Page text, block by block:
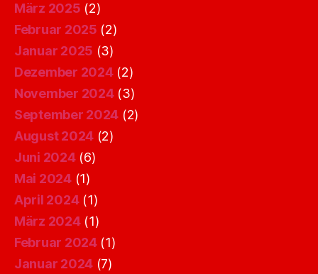
März 2025 (2)
Februar 2025 (2)
Januar 2025 (3)
Dezember 2024(2)
November 2024(3)
September 2024 (2)
August 2024 (2)
Juni 2024(6)
Mai 2024(1)
April 2024(1)
März 2024(1)
Februar 2024(1)
Januar 2024 (7)